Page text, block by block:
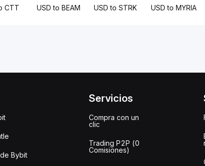
CTT USD to BEAM USD to STRK USD to MYRIA
Bybit
Servicios
Compra con un
clic
Trading P2P (0
Comisiones)